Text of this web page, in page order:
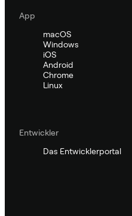
App
macOS
Windows
iOS
Android
Chrome
Linux
Entwickler
Das Entwicklerportal